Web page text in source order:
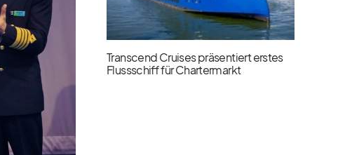
Transcend Cruises präsentiert erstes
Flussschiff für Chartermarkt